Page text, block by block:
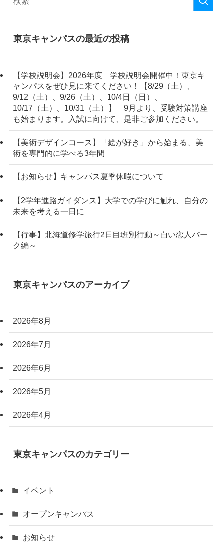
東京キャンパスの最近の投稿
【学校説明会】2026年度 学校説明会開催中！東京キ
ャンパスをぜひ見に来てください！【8/29（土）、
9/12（土）、9/26（土）、10/4日（日）、
10/17（土）、10/31（土）】 9月より、受験対策講座
も始まります。入試に向けて、是非ご参加ください。
【美術デザインコース】「絵が好き」から始まる、美
術を専門的に学べる3年間
【お知らせ】キャンパス夏季休暇について
【2学年進路ガイダンス】大学での学びに触れ、自分の
未来を考える一日に
【行事】北海道修学旅行2日目班別行動～白い恋人パー
ク編～
東京キャンパスのアーカイブ
2026年8月
2026年7月
2026年6月
2026年5月
2026年4月
東京キャンパスのカテゴリー
イベント
オープンキャンパス
お知らせ